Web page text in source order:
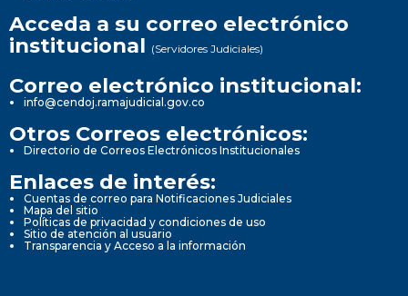
Acceda a su correo electrónico
institucional (Servidores Judiciales)
Correo electrónico institucional:
info@cendoj.ramajudicial.gov.co
Otros Correos electrónicos:
Directorio de Correos Electrónicos Institucionales
Enlaces de interés:
Cuentas de correo para Notificaciones Judiciales
Mapa del sitio
Políticas de privacidad y condiciones de uso
Sitio de atención al usuario
Transparencia y Acceso a la información